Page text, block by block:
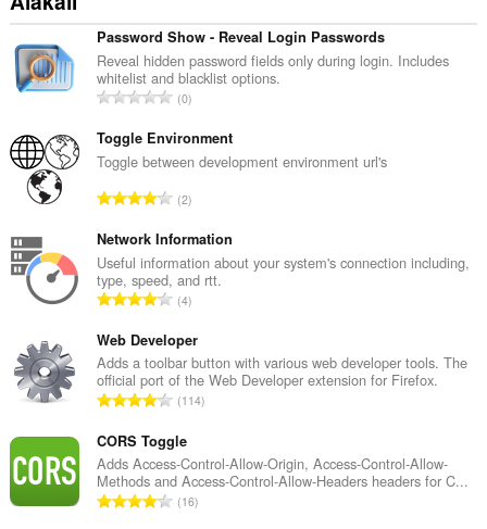
Password Show - Reveal Login Passwords
Reveal hidden password fields only during login. Includes
whitelist and blacklist options.
T
p
l
m
y
s
a
y
ı
s
ı
:
0
Toggle Environment
Toggle between development environment url's
T
p
l
a
m
y
s
a
y
ı
s
ı
:
2
Network Information
Useful information about your system's connection including,
type, speed, and rtt.
T
p
l
a
m
y
s
a
y
4
Web Developer
Adds a toolbar button with various web developer tools. The
official port of the Web Developer extension for Firefox.
T
p
l
a
m
114
CORS Toggle
Adds Access-Control-Allow-Origin, Access-Control-Allow-
Methods and Access-Control-Allow-Headers headers for C...
T16